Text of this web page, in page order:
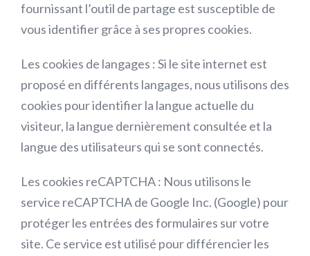
fournissant l’outil de partage est susceptible de
vous identifier grâce à ses propres cookies.
Les cookies de langages :Si le site internet est
proposé en différents langages, nous utilisons des
cookies pour identifier la langue actuelle du
visiteur, la langue dernièrement consultée et la
langue des utilisateurs qui se sont connectés.
Les cookies reCAPTCHA : Nous utilisons le
service reCAPTCHA de Google Inc. (Google) pour
protéger les entrées des formulaires sur votre
site. Ce service est utilisé pour différencier les